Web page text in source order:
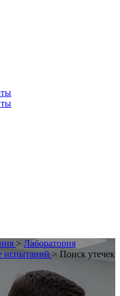
> Лаборатория
испытаний > Поиск утечек